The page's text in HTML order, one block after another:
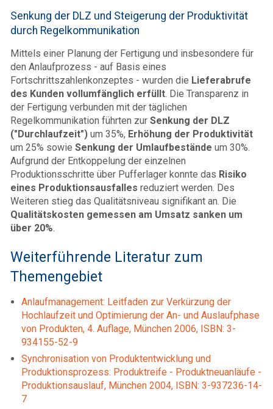
Senkung der DLZ und Steigerung der Produktivität
durch Regelkommunikation
Mittels einer Planung der Fertigung und insbesondere für
den Anlaufprozess - auf Basis eines
Fortschrittszahlenkonzeptes - wurden die Lieferabrufe
des Kunden vollumfänglich erfüllt. Die Transparenz in
der Fertigung verbunden mit der täglichen
Regelkommunikation führten zur Senkung der DLZ
("Durchlaufzeit") um 35%, Erhöhung der Produktivität
um 25% sowie Senkung der Umlaufbestände um 30%.
Aufgrund der Entkoppelung der einzelnen
Produktionsschritte über Pufferlager konnte das Risiko
eines Produktionsausfalles reduziert werden. Des
Weiteren stieg das Qualitätsniveau signifikant an. Die
Qualitätskosten gemessen am Umsatz sanken um
über 20%.
Weiterführende Literatur zum
Themengebiet
Anlaufmanagement: Leitfaden zur Verkürzung der
Hochlaufzeit und Optimierung der An- und Auslaufphase
von Produkten, 4. Auflage, München 2006, ISBN: 3-
934155-52-9
Synchronisation von Produktentwicklung und
Produktionsprozess: Produktreife - Produktneuanläufe -
Produktionsauslauf, München 2004, ISBN: 3-937236-14-
7